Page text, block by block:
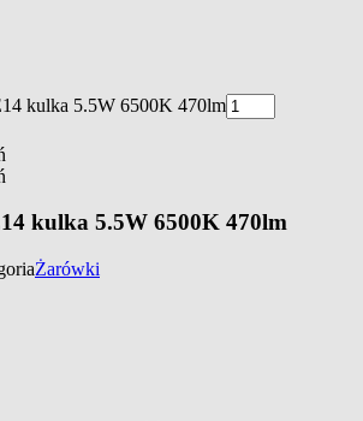
kulka 5.5W 6500K 470lm
kulka 5.5W 6500K 470lm
Żarówki